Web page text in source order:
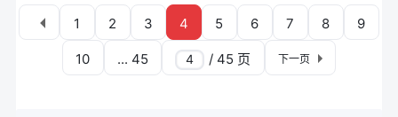
1 2 3 4 5 6 7 8 9
10 ... 45 / 45 页 下一页